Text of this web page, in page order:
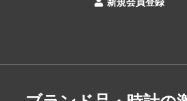
新規会員登録